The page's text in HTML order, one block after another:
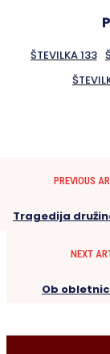
ŠTEVILKA 133
PREVIOUS
Tragedija
NEXT
Ob